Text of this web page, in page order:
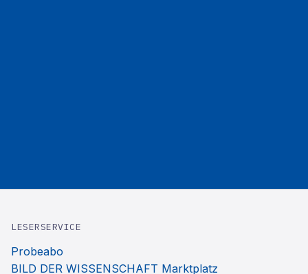
LESERSERVICE
Probeabo
BILD DER WISSENSCHAFT Marktplatz